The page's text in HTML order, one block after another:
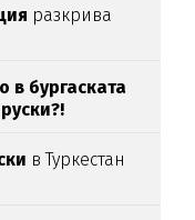
разкрива
в бургаската
в Туркестан